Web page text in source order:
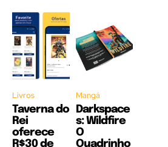
Livros
Taverna do
Rei
oferece
R$30 de
Mangá
Darkspace
s: Wildfire
O
Quadrinho